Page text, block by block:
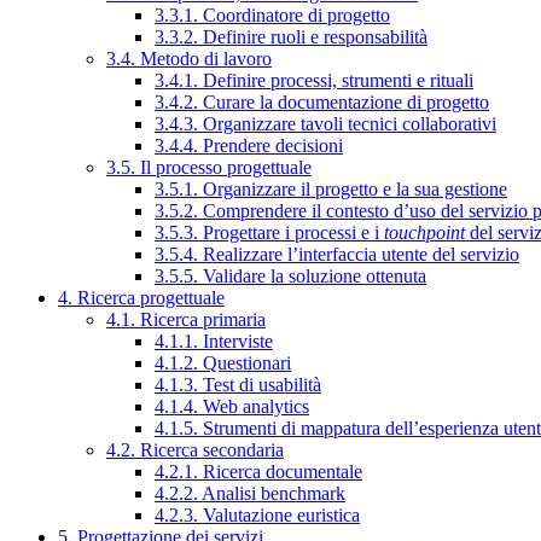
3.3.1. Coordinatore di progetto
3.3.2. Definire ruoli e responsabilità
3.4. Metodo di lavoro
3.4.1. Definire processi, strumenti e rituali
3.4.2. Curare la documentazione di progetto
3.4.3. Organizzare tavoli tecnici collaborativi
3.4.4. Prendere decisioni
3.5. Il processo progettuale
3.5.1. Organizzare il progetto e la sua gestione
3.5.2. Comprendere il contesto d’uso del servizio
3.5.3. Progettare i processi e i touchpointdel
3.5.4. Realizzare l’interfaccia utente del servizio
3.5.5. Validare la soluzione ottenuta
4. Ricerca progettuale
4.1. Ricerca primaria
4.1.1. Interviste
4.1.2. Questionari
4.1.3. Test di usabilità
4.1.4. Web analytics
4.1.5. Strumenti di mappatura dell’esperienza
4.2. Ricerca secondaria
4.2.1. Ricerca documentale
4.2.2. Analisi benchmark
4.2.3. Valutazione euristica
5. Progettazione dei servizi